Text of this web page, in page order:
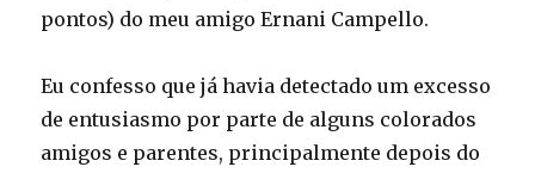
pontos) do meu amigo Ernani Campello.
Eu confesso que já havia detectado um excesso
de entusiasmo por parte de alguns colorados
amigos e parentes, principalmente depois do